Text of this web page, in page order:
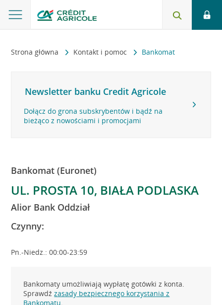
Strona główna Kontakt i pomoc Bankomat
Newsletter banku Credit Agricole
Dołącz do grona subskrybentów i bądź na
bieżąco z nowościami i promocjami
Bankomat (Euronet)
UL. PROSTA 10, BIAŁA PODLASKA
Alior Bank Oddział
Czynny:
Pn.-Niedz.: 00:00-23:59
Bankomaty umożliwiają wypłatę gotówki z konta.
Sprawdźzasady bezpiecznego korzystania z
Bankomatu.